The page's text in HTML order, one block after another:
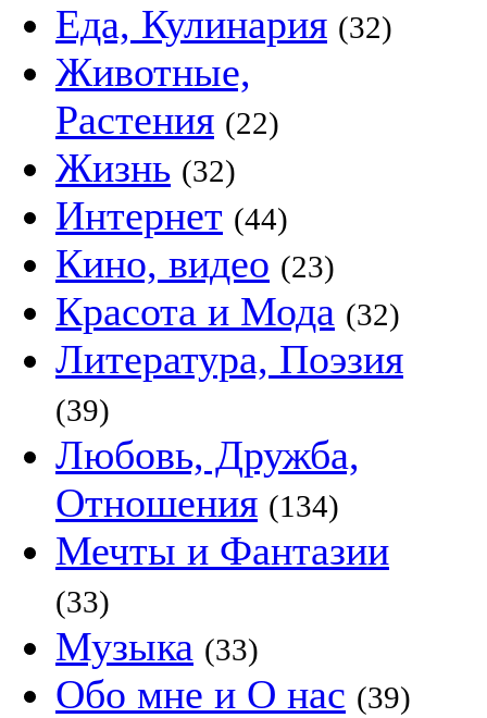
Еда, Кулинария (32)
Животные,
Растения (22)
Жизнь (32)
Интернет (44)
Кино, видео (23)
Красота и Мода (32)
Литература, Поэзия
(39)
Любовь, Дружба,
Отношения (134)
Мечты и Фантазии
(33)
Музыка (33)
Обо мне и О нас (39)